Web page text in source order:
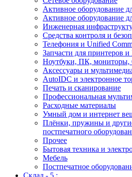
Активное оборудование
Активное оборудование
Инженерная
Средства контроля и
Телефония и Unified
Запчасти для принтеров
Ноутбуки, ПК,
Аксессуары и
AutoIDC и электронное
Печать и сканирование
Профессиональная
Расходные материалы
Умный дом и интернет
Плёнки, пружины и
постпечатного
Прочее
Бытовая техника и
Мебель
Постпечатное